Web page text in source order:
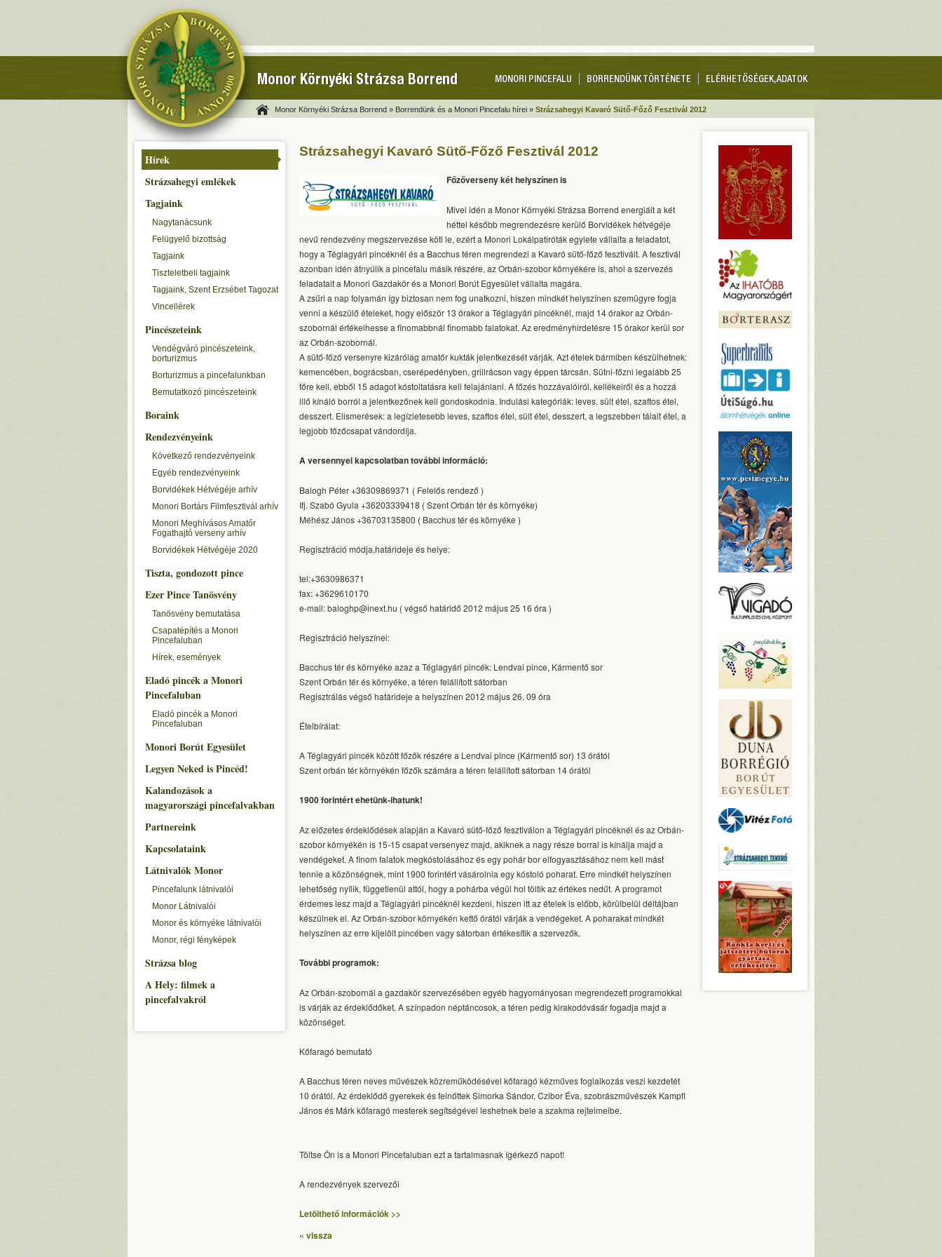
Monor Környéki Strázsa Borrend ELÉRHETŐSÉGEK, ADATOK
BORRENDÜNK TÖRTÉNETE
MONORI PINCEFALU
Monor Környéki Strázsa Borrend » Borrendünk és a Monori Pincefalu hírei » Strázsahegyi Kavaró Sütő-Főző Fesztivál 2012
Hírek
Strázsahegyi emlékek
Tagjaink
Nagytanácsunk
Felügyelő bizottság
Tagjaink
Tiszteletbeli tagjaink
Tagjaink, Szent Erzsébet Tagozat
Vincellérek
Pincészeteink
Vendégváró pincészeteink,
borturizmus
Borturizmus a pincefalunkban
Bemutatkozó pincészeteink
Boraink
Rendezvényeink
Következő rendezvényeink
Egyéb rendezvényeink
Borvidékek Hétvégéje arhív
Monori Bortárs Filmfesztivál arhív
Monori Meghívásos Amatőr
Fogathajtó verseny arhív
Borvidékek Hétvégéje 2020
Tiszta, gondozott pince
Ezer Pince Tanösvény
Tanösvény bemutatása
Csapatépítés a Monori
Pincefaluban
Hírek, események
Eladó pincék a Monori
Pincefaluban
Eladó pincék a Monori
Pincefaluban
Monori Borút Egyesület
Legyen Neked is Pincéd!
Kalandozások a
magyarországi pincefalvakban
Partnereink
Kapcsolataink
Látnivalók Monor
Pincefalunk látnivalói
Monor Látnivalói
Monor és környéke látnivalói
Monor, régi fényképek
Strázsa blog
A Hely: filmek a
pincefalvakról
Strázsahegyi Kavaró Sütő-Főző Fesztivál 2012
Főzőverseny két helyszínen is
Mivel idén a Monor Környéki Strázsa Borrend energiáit a két
héttel később megrendezésre kerülő Borvidékek hétvégéje
nevű rendezvény megszervezése köti le, ezért a Monori Lokálpatiróták egylete vállalta a feladatot,
hogy a Téglagyári pincéknél és a Bacchus téren megrendezi a Kavaró sütő-főző fesztivált. A fesztivál
azonban idén átnyúlik a pincefalu másik részére, az Orbán-szobor környékére is, ahol a szervezés
feladatait a Monori Gazdakör és a Monori Borút Egyesület vállalta magára.
A zsűri a nap folyamán így biztosan nem fog unatkozni, hiszen mindkét helyszínen szemügyre fogja
venni a készülő ételeket, hogy először 13 órakor a Téglagyári pincéknél, majd 14 órakor az Orbán-
szobornál értékelhesse a finomabbnál finomabb falatokat. Az eredményhirdetésre 15 órakor kerül sor
az Orbán-szobornál.
A sütő-főző versenyre kizárólag amatőr kukták jelentkezését várják. Azt ételek bármiben készülhetnek:
kemencében, bográcsban, cserépedényben, grillrácson vagy éppen tárcsán. Sütni-főzni legalább 25
főre kell, ebből 15 adagot kóstoltatásra kell felajánlani. A főzés hozzávalóiról, kellékeiről és a hozzá
illő kínáló borról a jelentkezőnek kell gondoskodnia. Indulási kategóriák: leves, sült étel, szaftos étel,
desszert. Elismerések: a legízletesebb leves, szaftos étel, sült étel, desszert, a legszebben tálalt étel, a
legjobb főzőcsapat vándordíja.
A versennyel kapcsolatban további információ:
Balogh Péter +36309869371 ( Felelős rendező )
Ifj. Szabó Gyula +36203339418 ( Szent Orbán tér és környéke)
Méhész János +36703135800 ( Bacchus tér és környéke )
Regisztráció módja,határideje és helye:
tel:+3630986371
fax: +3629610170
e-mail: baloghp@inext.hu ( végső határidő 2012 május 25 16 óra )
Regisztráció helyszínei:
Bacchus tér és környéke azaz a Téglagyári pincék: Lendvai pince, Kármentő sor
Szent Orbán tér és környéke, a téren felállított sátorban
Regisztrálás végső határideje a helyszínen 2012 május 26. 09 óra
Ételbírálat:
A Téglagyári pincék között főzők részére a Lendvai pince (Kármentő sor) 13 órától
Szent orbán tér környékén főzők számára a téren felállított sátorban 14 órától
1900 forintért ehetünk-ihatunk!
Az előzetes érdeklődések alapján a Kavaró sütő-főző fesztiválon a Téglagyári pincéknél és az Orbán-
szobor környékén is 15-15 csapat versenyez majd, akiknek a nagy része borral is kínálja majd a
vendégeket. A finom falatok megkóstolásához és egy pohár bor elfogyasztásához nem kell mást
tennie a közönségnek, mint 1900 forintért vásárolnia egy kóstoló poharat. Erre mindkét helyszínen
lehetőség nyílik, függetlenül attól, hogy a pohárba végül hol töltik az értékes nedűt. A programot
érdemes lesz majd a Téglagyári pincéknél kezdeni, hiszen itt az ételek is előbb, körülbelül déltájban
készülnek el. Az Orbán-szobor környékén kettő órától várják a vendégeket. A poharakat mindkét
helyszínen az erre kijelölt pincében vagy sátorban értékesítik a szervezők.
További programok:
Az Orbán-szobornál a gazdakör szervezésében egyéb hagyományosan megrendezett programokkal
is várják az érdeklődőket. A színpadon néptáncosok, a téren pedig kirakodóvásár fogadja majd a
közönséget.
Kőfaragó bemutató
A Bacchus téren neves művészek közreműködésével kőfaragó kézműves foglalkozás veszi kezdetét
10 órától. Az érdeklődő gyerekek és felnőttek Simorka Sándor, Czibor Éva, szobrászművészek Kampfl
János és Márk kőfaragó mesterek segítségével leshetnek bele a szakma rejtelmeibe.
Töltse Ön is a Monori Pincefaluban ezt a tartalmasnak ígérkező napot!
A rendezvények szervezői
Letölthető információk >>
« vissza